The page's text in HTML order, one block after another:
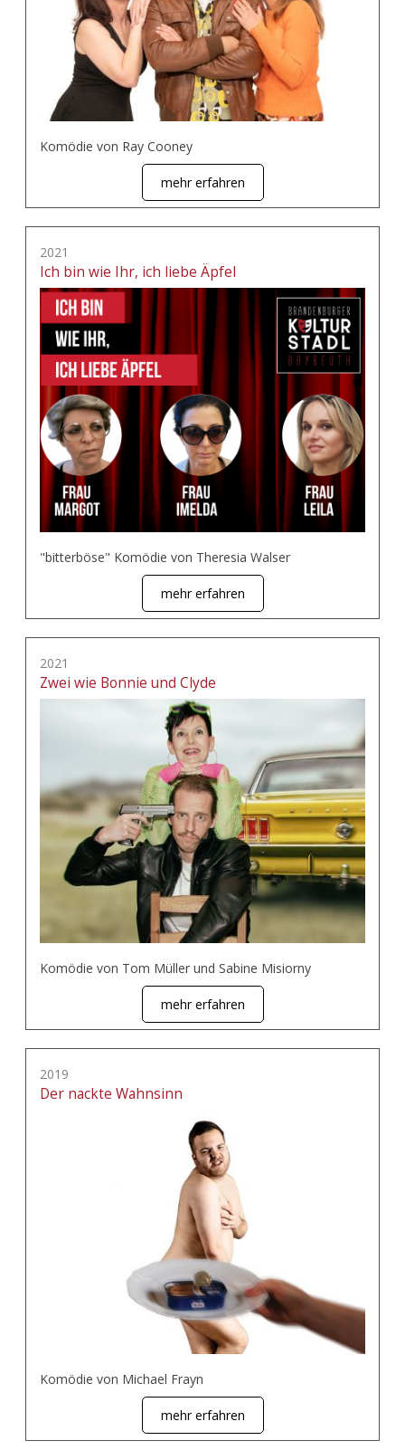
Komödie von Ray Cooney
mehr erfahren
2021
Ich bin wie Ihr, ich liebe Äpfel
"bitterböse" Komödie von Theresia Walser
mehr erfahren
2021
Zwei wie Bonnie und Clyde
Komödie von Tom Müller und Sabine Misiorny
mehr erfahren
2019
Der nackte Wahnsinn
Komödie von Michael Frayn
mehr erfahren